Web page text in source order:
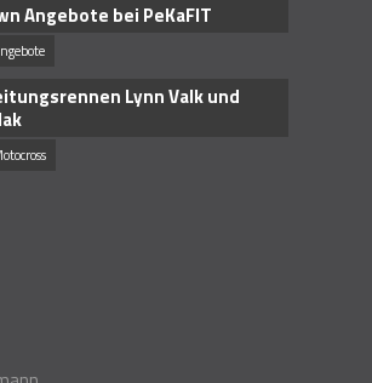
Angebote bei PeKaFIT
Lynn Valk und